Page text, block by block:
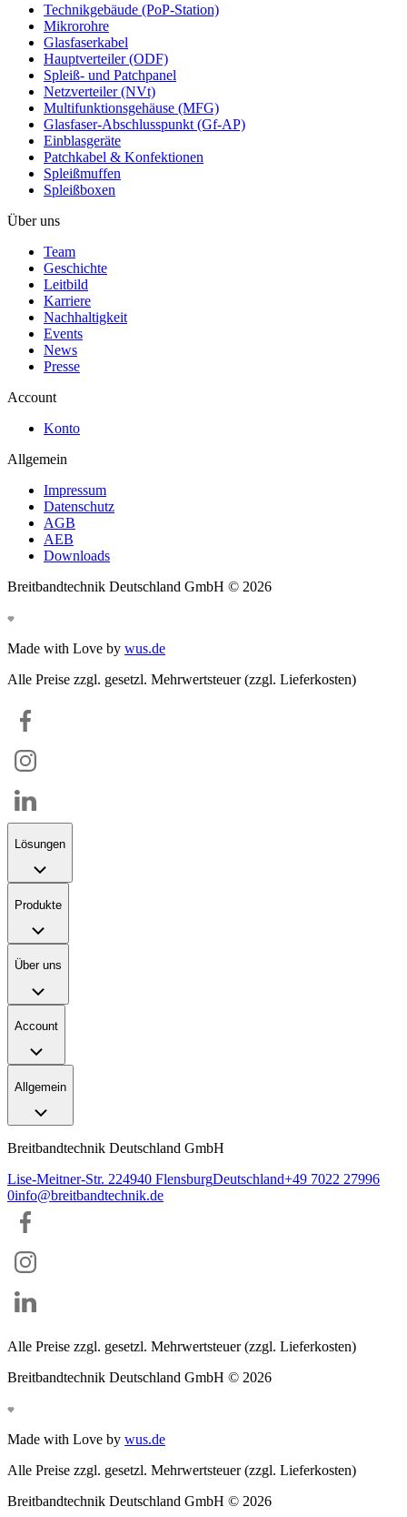
Technikgebäude (PoP-Station)
Mikrorohre
Glasfaserkabel
Hauptverteiler (ODF)
Spleiß- und Patchpanel
Netzverteiler (NVt)
Multifunktionsgehäuse (MFG)
Glasfaser-Abschlusspunkt (Gf-AP)
Einblasgeräte
Patchkabel & Konfektionen
Spleißmuffen
Spleißboxen
Über uns
Team
Geschichte
Leitbild
Karriere
Nachhaltigkeit
Events
News
Presse
Account
Konto
Allgemein
Impressum
Datenschutz
AGB
AEB
Downloads
Breitbandtechnik Deutschland GmbH © 2026
Made with Love by wus.de
Alle Preise zzgl. gesetzl. Mehrwertsteuer (zzgl. Lieferkosten)
Lösungen
Produkte
Über uns
Account
Allgemein
Breitbandtechnik Deutschland GmbH
Lise-Meitner-Str. 224940 FlensburgDeutschland+49 7022 27996
0info@breitbandtechnik.de
Alle Preise zzgl. gesetzl. Mehrwertsteuer (zzgl. Lieferkosten)
Breitbandtechnik Deutschland GmbH © 2026
Made with Love by wus.de
Alle Preise zzgl. gesetzl. Mehrwertsteuer (zzgl. Lieferkosten)
Breitbandtechnik Deutschland GmbH © 2026